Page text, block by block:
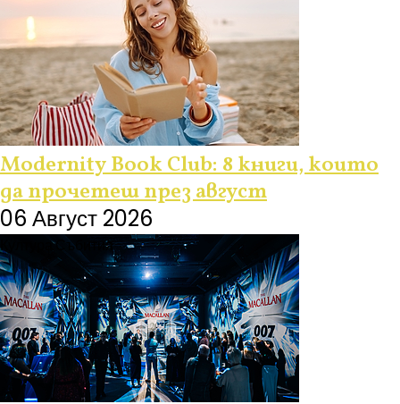
Modernity Book Club: 8 книги, които
да прочетеш през август
06 Август 2026
Култура Събития